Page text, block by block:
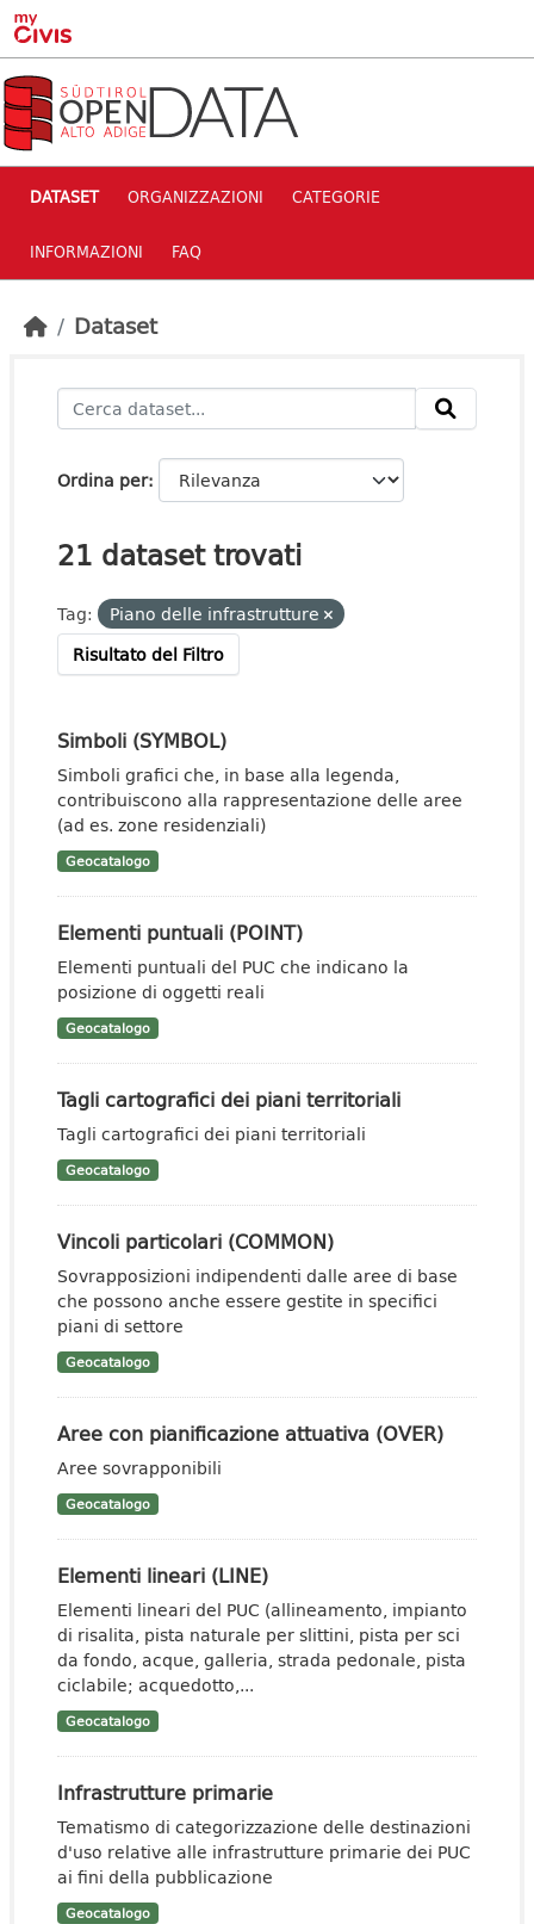
Skip to main content
DATASET ORGANIZZAZIONI CATEGORIE
INFORMAZIONI FAQ
Dataset
Ordina per
21 dataset trovati
Tag:
Piano delle infrastrutture
Risultato del Filtro
Simboli (SYMBOL)
Simboli grafici che, in base alla legenda,
contribuiscono alla rappresentazione delle aree
(ad es. zone residenziali)
Geocatalogo
Elementi puntuali (POINT)
Elementi puntuali del PUC che indicano la
posizione di oggetti reali
Geocatalogo
Tagli cartografici dei piani territoriali
Tagli cartografici dei piani territoriali
Geocatalogo
Vincoli particolari (COMMON)
Sovrapposizioni indipendenti dalle aree di base
che possono anche essere gestite in specifici
piani di settore
Geocatalogo
Aree con pianificazione attuativa (OVER)
Aree sovrapponibili
Geocatalogo
Elementi lineari (LINE)
Elementi lineari del PUC (allineamento, impianto
di risalita, pista naturale per slittini, pista per sci
da fondo, acque, galleria, strada pedonale, pista
ciclabile; acquedotto,...
Geocatalogo
Infrastrutture primarie
Tematismo di categorizzazione delle destinazioni
d'uso relative alle infrastrutture primarie dei PUC
ai fini della pubblicazione
Geocatalogo